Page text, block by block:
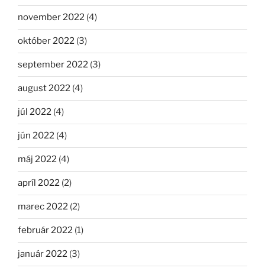
november 2022 (4)
október 2022 (3)
september 2022 (3)
august 2022 (4)
júl 2022 (4)
jún 2022 (4)
máj 2022 (4)
apríl 2022 (2)
marec 2022 (2)
február 2022 (1)
január 2022 (3)